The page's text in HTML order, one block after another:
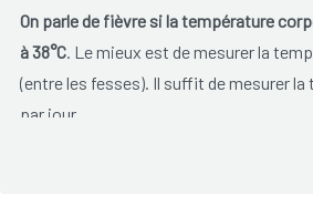
On parle de fièvre si la température
à 38°C. Le mieux est de mesurer la
(entre les fesses). Il suffit de mesurer
par jour.